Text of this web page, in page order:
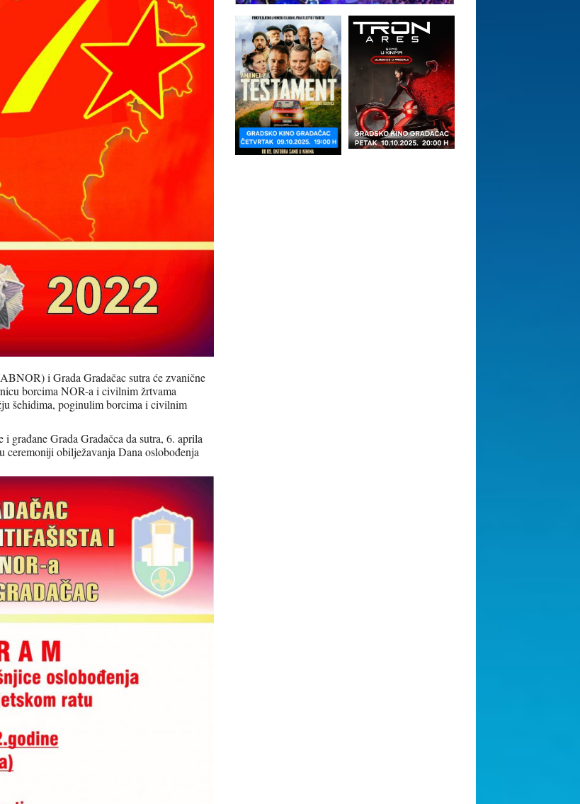
i Grada Gradačac sutra će zvanične
borcima NOR-a i civilnim žrtvama
šehidima, poginulim borcima i civilnim
Grada Gradačca da sutra, 6. aprila
obilježavanja Dana oslobođenja